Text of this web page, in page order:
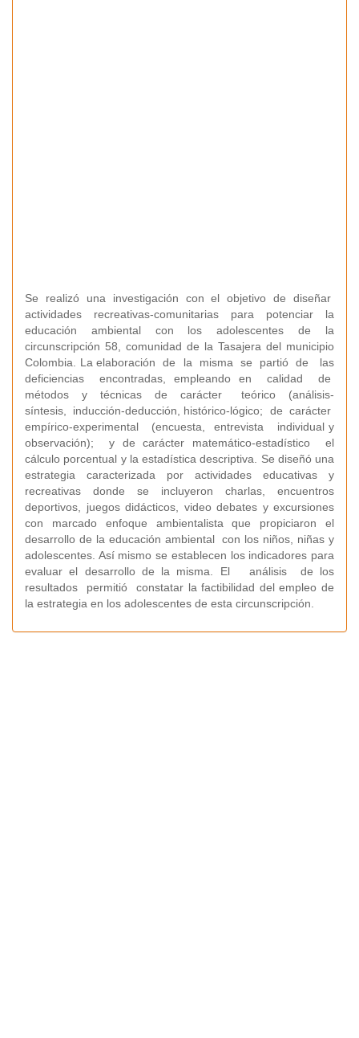
Se realizó una investigación con el objetivo de diseñar
actividades recreativas-comunitarias para potenciar la
educación ambiental con los adolescentes de la
circunscripción 58, comunidad de la Tasajera del municipio
Colombia. La elaboración de la misma se partió de las
deficiencias encontradas, empleando en calidad de
métodos y técnicas de carácter teórico (análisis-
síntesis, inducción-deducción, histórico-lógico; de carácter
empírico-experimental (encuesta, entrevista individual y
observación); y de carácter matemático-estadístico el
cálculo porcentual y la estadística descriptiva. Se diseñó una
estrategia caracterizada por actividades educativas y
recreativas donde se incluyeron charlas, encuentros
deportivos, juegos didácticos, video debates y excursiones
con marcado enfoque ambientalista que propiciaron el
desarrollo de la educación ambiental con los niños, niñas y
adolescentes. Así mismo se establecen los indicadores para
evaluar el desarrollo de la misma. El análisis de los
resultados permitió constatar la factibilidad del empleo de
la estrategia en los adolescentes de esta circunscripción.